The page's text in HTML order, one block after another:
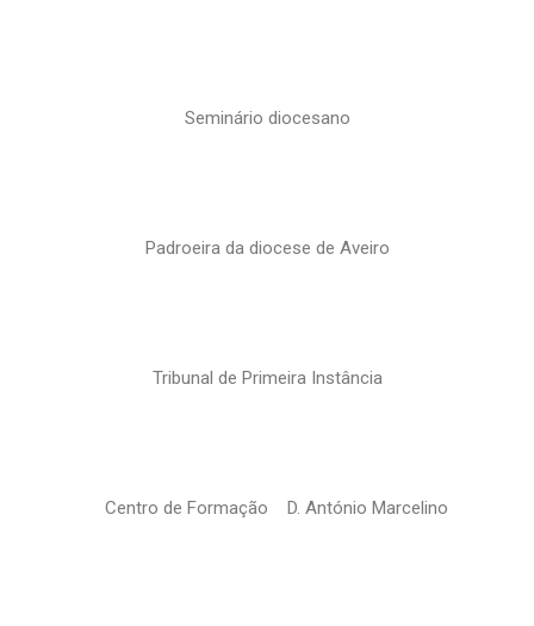
Seminário diocesano
Padroeira da diocese de Aveiro
Tribunal de Primeira Instância
Centro de Formação D. António Marcelino